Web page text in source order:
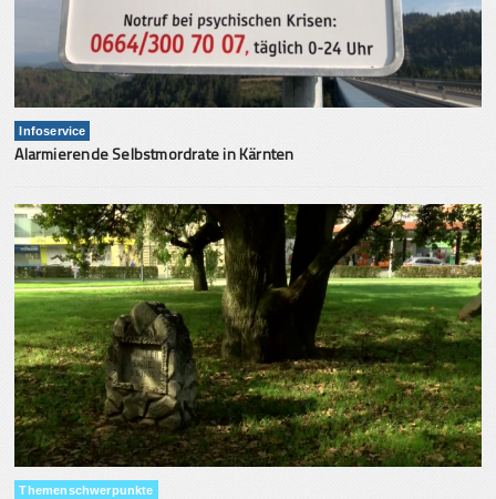
Infoservice
Alarmierende Selbstmordrate in Kärnten
Themenschwerpunkte